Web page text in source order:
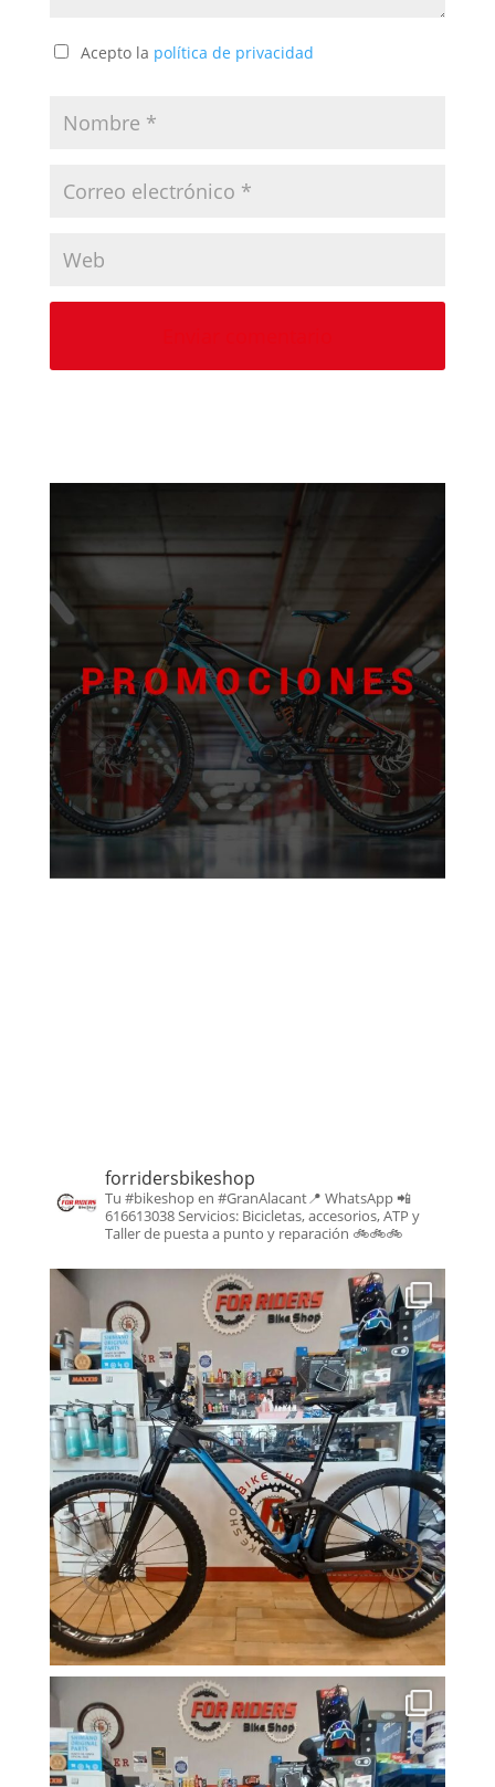
Acepto la política de privacidad
forridersbikeshop
Tu #bikeshop en #GranAlacant📍 WhatsApp 📲
616613038Servicios: Bicicletas, accesorios, ATP y
Taller de puesta a punto y reparación 🚲🚲🚲